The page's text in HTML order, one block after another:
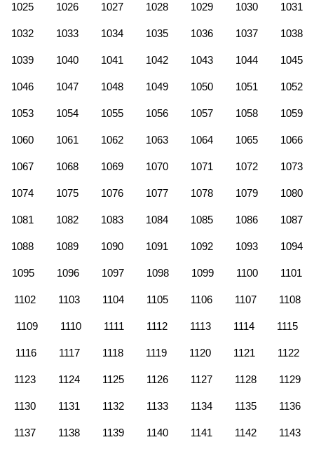
1025 1026 1027 1028 1029 1030 1031
1032 1033 1034 1035 1036 1037 1038
1039 1040 1041 1042 1043 1044 1045
1046 1047 1048 1049 1050 1051 1052
1053 1054 1055 1056 1057 1058 1059
1060 1061 1062 1063 1064 1065 1066
1067 1068 1069 1070 1071 1072 1073
1074 1075 1076 1077 1078 1079 1080
1081 1082 1083 1084 1085 1086 1087
1088 1089 1090 1091 1092 1093 1094
1095 1096 1097 1098 1099 1100 1101
1102 1103 1104 1105 1106 1107 1108
1109 1110 1111 1112 1113 1114 1115
1116 1117 1118 1119 1120 1121 1122
1123 1124 1125 1126 1127 1128 1129
1130 1131 1132 1133 1134 1135 1136
1137 1138 1139 1140 1141 1142 1143